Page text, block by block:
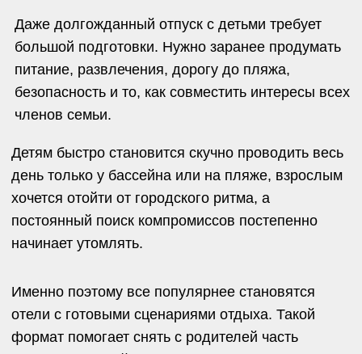
В хороших family-friendly пространствах заранее
продумано, чем будут заниматься дети и
взрослые, как распределяются активности в
течение дня и получится ли у родителей
действительно отдохнуть, а не постоянно
организовывать досуг самостоятельно.
Отдельную роль играет атмосфера пространства.
Наибольшей популярностью в 2026 году
наличие активностей для разного
возраста;
готовые программы отдыха и семейные
спокойную атмосферу без перегруженной
анимации;
разнообразное меню для взрослых и
сочетание спокойного отдыха и outdoor-
активностей.